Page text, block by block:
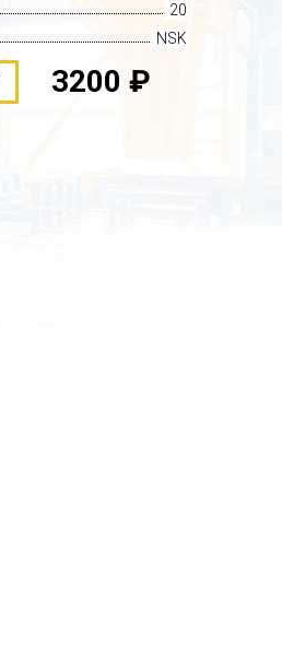
20
NSK
3200 ₽